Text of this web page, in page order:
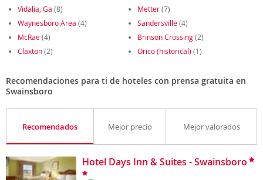
Vidalia, Ga (8) Metter(7)
Waynesboro Area (4) Sandersville(4)
McRae(4) Brinson Crossing(2)
Claxton(2) Orico (historical) (1)
Recomendaciones para ti de hoteles con prensa gratuita en
Swainsboro
Recomendados Mejor precio Mejor valorados
Hotel Days Inn & Suites - Swainsboro